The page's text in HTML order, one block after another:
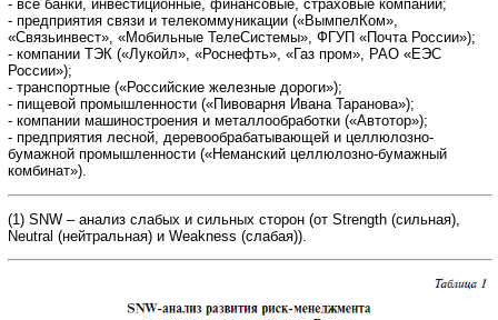
- все банки, инвестиционные, финансовые, страховые компании;
- предприятия связи и телекоммуникации («ВымпелКом»,
«Связьинвест», «Мобильные ТелеСистемы», ФГУП «Почта России»);
- компании ТЭК («Лукойл», «Роснефть», «Газ пром», РАО «ЕЭС
России»);
- транспортные («Российские железные дороги»);
- пищевой промышленности («Пивоварня Ивана Таранова»);
- компании машиностроения и металлообработки («Автотор»);
- предприятия лесной, деревообрабатывающей и целлюлозно-
бумажной промышленности («Неманский целлюлозно-бумажный
комбинат»).
(1) SNW – анализ слабых и сильных сторон (от Strength (сильная),
Neutral (нейтральная) и Weakness (слабая)).